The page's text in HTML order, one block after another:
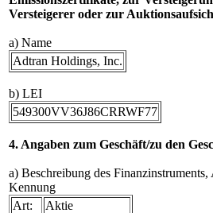
Versteigerer oder zur
a) Name
Adtran Holdings, Inc.
b) LEI
549300VV36J86CRRWF77
4. Angaben zum Geschäft/zu den
a) Beschreibung des Finanzinstruments,
Kennung
Art:
Aktie